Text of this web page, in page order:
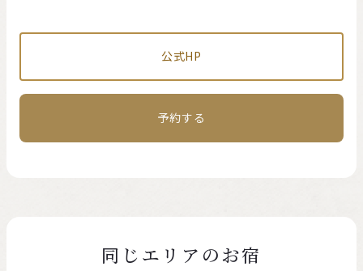
公式HP
予約する
同じエリアのお宿